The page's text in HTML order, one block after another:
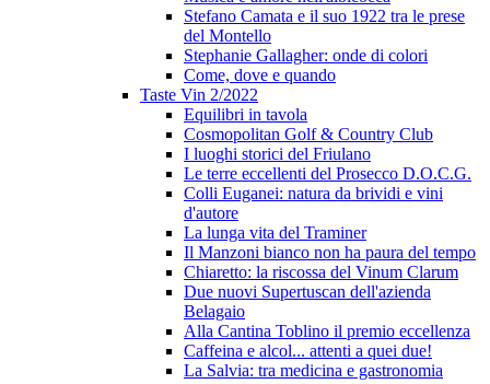
Stefano Camata e il suo 1922 tra le prese
del Montello
Stephanie Gallagher: onde di colori
Come, dove e quando
Taste Vin 2/2022
Equilibri in tavola
Cosmopolitan Golf & Country Club
I luoghi storici del Friulano
Le terre eccellenti del Prosecco D.O.C.G.
Colli Euganei: natura da brividi e vini
d'autore
La lunga vita del Traminer
Il Manzoni bianco non ha paura del tempo
Chiaretto: la riscossa del Vinum Clarum
Due nuovi Supertuscan dell'azienda
Belagaio
Alla Cantina Toblino il premio eccellenza
Caffeina e alcol... attenti a quei due!
La Salvia: tra medicina e gastronomia